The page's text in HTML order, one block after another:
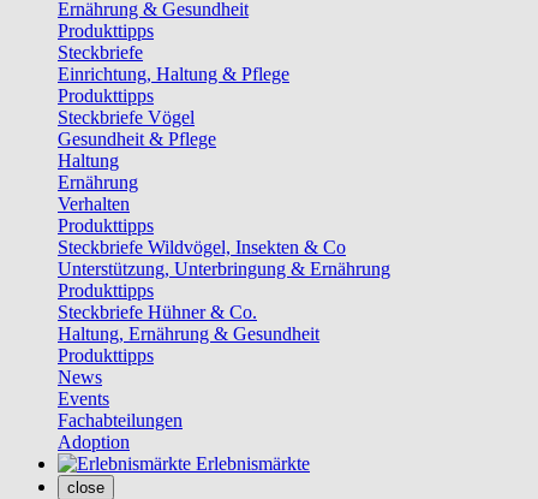
Ernährung & Gesundheit
Produkttipps
Steckbriefe
Einrichtung, Haltung & Pflege
Produkttipps
Steckbriefe Vögel
Gesundheit & Pflege
Haltung
Ernährung
Verhalten
Produkttipps
Steckbriefe Wildvögel, Insekten & Co
Unterstützung, Unterbringung & Ernährung
Produkttipps
Steckbriefe Hühner & Co.
Haltung, Ernährung & Gesundheit
Produkttipps
News
Events
Fachabteilungen
Adoption
Erlebnismärkte
close